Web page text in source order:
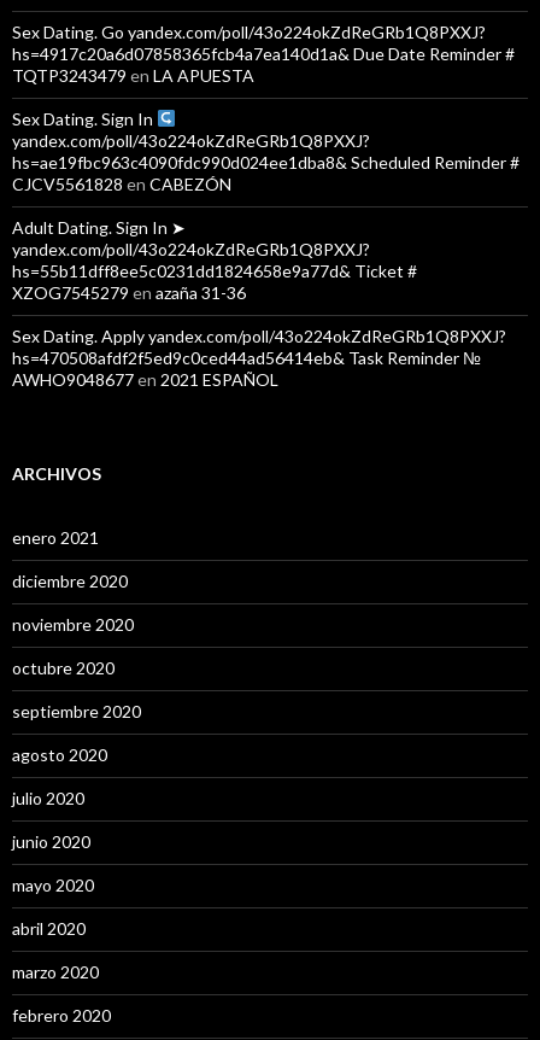
Sex Dating. Go yandex.com/poll/43o224okZdReGRb1Q8PXXJ?
hs=4917c20a6d07858365fcb4a7ea140d1a& Due Date Reminder #
TQTP3243479 en LA APUESTA
Sex Dating. Sign In
yandex.com/poll/43o224okZdReGRb1Q8PXXJ?
hs=ae19fbc963c4090fdc990d024ee1dba8& Scheduled Reminder #
CJCV5561828 en CABEZÓN
Adult Dating. Sign In ➤
yandex.com/poll/43o224okZdReGRb1Q8PXXJ?
hs=55b11dff8ee5c0231dd1824658e9a77d& Ticket #
XZOG7545279 en azaña 31-36
Sex Dating. Apply yandex.com/poll/43o224okZdReGRb1Q8PXXJ?
hs=470508afdf2f5ed9c0ced44ad56414eb& Task Reminder №
AWHO9048677en 2021 ESPAÑOL
ARCHIVOS
enero 2021
diciembre 2020
noviembre 2020
octubre 2020
septiembre 2020
agosto 2020
julio 2020
junio 2020
mayo 2020
abril 2020
marzo 2020
febrero 2020